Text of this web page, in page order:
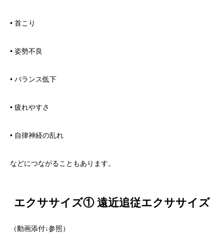
• 首こり
• 姿勢不良
• バランス低下
• 疲れやすさ
• 自律神経の乱れ
などにつながることもあります。
エクササイズ① 遠近追従エクササイズ
（動画添付↓参照）